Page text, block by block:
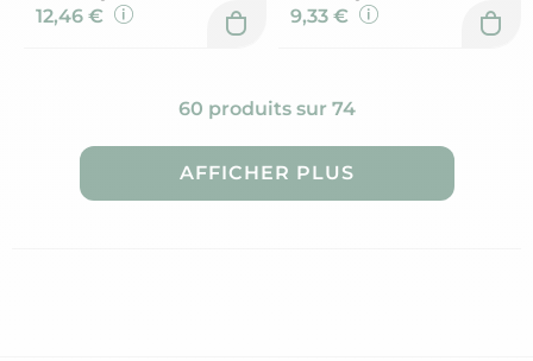
12,46 € 9,33 €
60 produits sur 74
AFFICHER PLUS